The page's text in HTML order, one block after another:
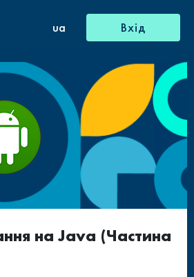
ua Вхід
на Java (Частина